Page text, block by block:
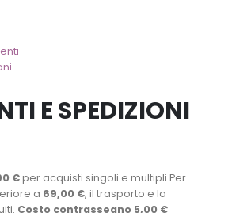
E SPEDIZIONI
€per acquisti singoli e multipli Per
a 69,00 €, il trasporto e la
Costo contrassegno 5,00 €